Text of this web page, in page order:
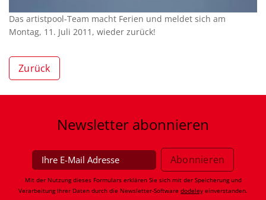
Das artistpool-Team macht Ferien und meldet sich am
Montag, 11. Juli 2011, wieder zurück!
Zurück
Newsletter abonnieren
Mit der Nutzung dieses Formulars erklären Sie sich mit der Speicherung und
Verarbeitung Ihrer Daten durch die Newsletter-Software dodeley einverstanden.